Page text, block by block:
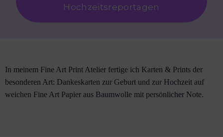
Hochzeitsreportagen
In meinem Fine Art Print Atelier fertige ich Karten & Prints der
besonderen Art: Dankeskarten zur Geburt und zur Hochzeit auf
weichen Fine Art Papier aus Baumwolle mit persönlicher Note.